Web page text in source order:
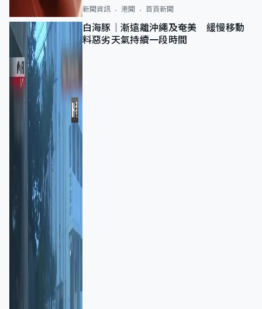
新聞資訊 港聞 首頁新聞
白海豚｜漸遠離沖繩及奄美 緩慢移動
料惡劣天氣持續一段時間